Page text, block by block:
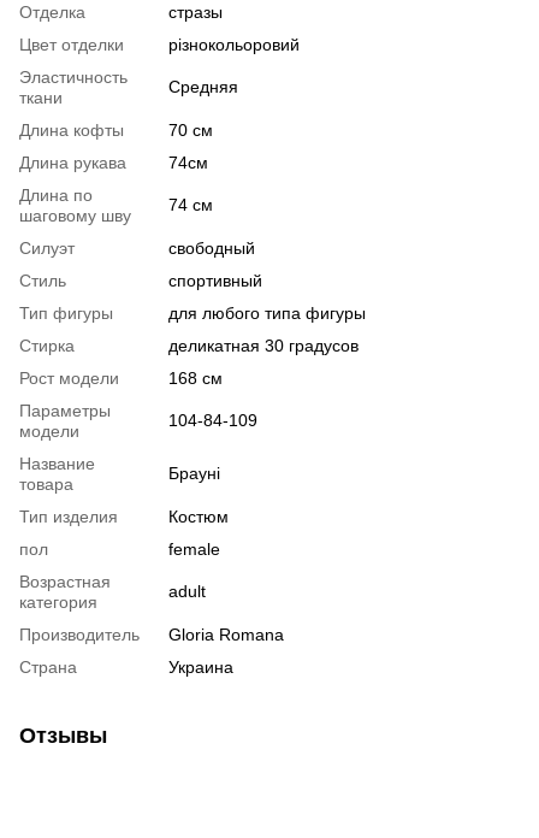
Отделка
стразы
Цвет отделки
різнокольоровий
Эластичность
ткани
Средняя
Длина кофты
70 см
Длина рукава
74см
Длина по
шаговому шву
74 см
Силуэт
свободный
Стиль
спортивный
Тип фигуры
для любого типа фигуры
Стирка
деликатная 30 градусов
Рост модели
168 см
Параметры
модели
104-84-109
Название
товара
Брауні
Тип изделия
Костюм
пол
female
Возрастная
категория
adult
Производитель
Gloria Romana
Страна
Украина
Отзывы